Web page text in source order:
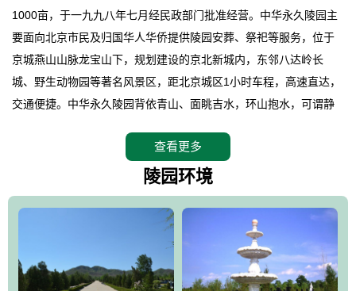
1000亩，于一九九八年七月经民政部门批准经营。中华永久陵园主
要面向北京市民及归国华人华侨提供陵园安葬、祭祀等服务，位于
京城燕山山脉龙宝山下，规划建设的京北新城内，东邻八达岭长
城、野生动物园等著名风景区，距北京城区1小时车程，高速直达，
交通便捷。中华永久陵园背依青山、面眺吉水，环山抱水，可谓静
地。在总体设计上完全以中国传统文化作为前渠，由三条山脊环绕
而成，宛如一把太师椅，呈坐南朝北向，左青龙，右白虎，前朱
环绕挡住了外界的风吹，流动的生气遇到官厅的水又止住了，正好
符合山环水抱，藏风纳气的要求。中华永久陵园风景庄重典雅、气
势如宏，是华北地区最大的平川式墓园，陵园以皇家建筑风格为载
体吸取现代园林艺术之精华
查看更多
陵园环境